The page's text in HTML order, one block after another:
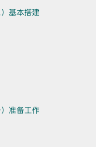
基本搭建
准备工作